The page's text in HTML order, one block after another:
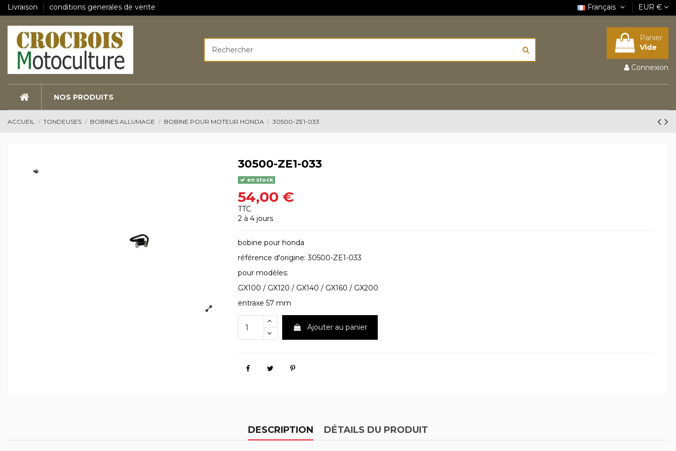
Livraison conditions generales de vente Français EUR €
Panier
Vide
Connexion
NOS PRODUITS
ACCUEIL TONDEUSES BOBINES ALLUMAGE BOBINE POUR MOTEUR HONDA 30500-ZE1-033
30500-ZE1-033
en stock
54,00 €
TTC
2 à 4 jours
bobine pour honda
référence d'origine: 30500-ZE1-033
pour modèles:
GX100 / GX120 / GX140 / GX160 / GX200
entraxe 57 mm
Ajouter au panier
DESCRIPTION DÉTAILS DU PRODUIT